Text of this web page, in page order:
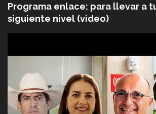
Programa enlace: para llevar a
siguiente nivel (video)